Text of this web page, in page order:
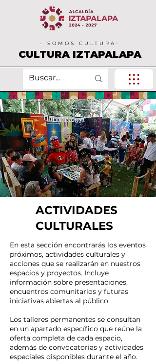
- SOMOS CULTURA-
CULTURA IZTAPALAPA
ACTIVIDADES
CULTURALES
En esta sección encontrarás los eventos
próximos, actividades culturales y
acciones que se realizarán en nuestros
espacios y proyectos. Incluye
información sobre presentaciones,
encuentros comunitarios y futuras
iniciativas abiertas al público.
Los talleres permanentes se consultan
en un apartado específico que reúne la
oferta completa de cada espacio,
además de convocatorias y actividades
especiales disponibles durante el año.